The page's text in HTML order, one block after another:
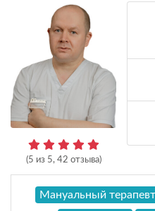
(5 из 5, 42 отзыва)
Мануальный терапевт